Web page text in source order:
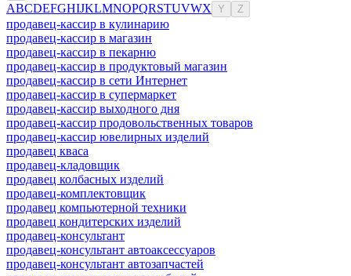
ABCDEFGHIJKLMNOPQRSTUVWX Y Z
продавец-кассир в кулинарию
продавец-кассир в магазин
продавец-кассир в пекарню
продавец-кассир в продуктовый магазин
продавец-кассир в сети Интернет
продавец-кассир в супермаркет
продавец-кассир выходного дня
продавец-кассир продовольственных товаров
продавец-кассир ювелирных изделий
продавец кваса
продавец-кладовщик
продавец колбасных изделий
продавец-комплектовщик
продавец компьютерной техники
продавец кондитерских изделий
продавец-консультант
продавец-консультант автоаксессуаров
продавец-консультант автозапчастей